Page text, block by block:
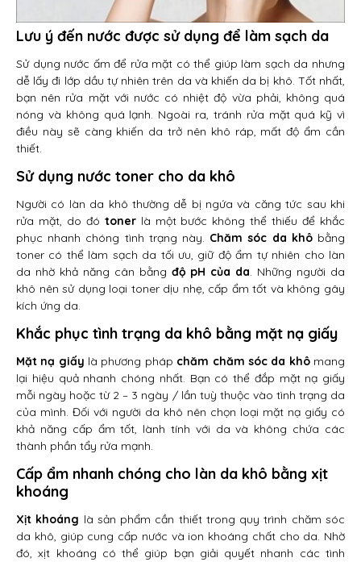
Lưu ý đến nước được sử dụng để làm sạch da
Sử dụng nước ấm để rửa mặt có thể giúp làm sạch da nhưng
dễ lấy đi lớp dầu tự nhiên trên da và khiến da bị khô. Tốt nhất,
bạn nên rửa mặt với nước có nhiệt độ vừa phải, không quá
nóng và không quá lạnh. Ngoài ra, tránh rửa mặt quá kỹ vì
điều này sẽ càng khiến da trở nên khô ráp, mất độ ẩm cần
thiết.
Sử dụng nước toner cho da khô
Người có làn da khô thường dễ bị ngứa và căng tức sau khi
rửa mặt, do đó tonerlà một bước không thể thiếu để khắc
phục nhanh chóng tình trạng này. Chăm sóc da khôbằng
toner có thể làm sạch da tối ưu, giữ độ ẩm tự nhiên cho làn
da nhờ khả năng cân bằng độ pH của da. Những người da
khô nên sử dụng loại toner dịu nhẹ, cấp ẩm tốt và không gây
kích ứng da.
Khắc phục tình trạng da khô bằng mặt nạ giấy
Mặt nạ giấy là phương pháp chăm chăm sóc da khômang
lại hiệu quả nhanh chóng nhất. Bạn có thể đắp mặt nạ giấy
mỗi ngày hoặc từ 2 – 3 ngày / lần tuỳ thuộc vào tình trạng da
của mình. Đối với người da khô nên chọn loại mặt nạ giấy có
khả năng cấp ẩm tốt, lành tính với da và không chứa các
thành phần tẩy rửa mạnh.
Cấp ẩm nhanh chóng cho làn da khô bằng xịt
khoáng
Xịt khoáng là sản phẩm cần thiết trong quy trình chăm sóc
da khô, giúp cung cấp nước và ion khoáng chất cho da. Nhờ
đó, xịt khoáng có thể giúp bạn giải quyết nhanh các tình